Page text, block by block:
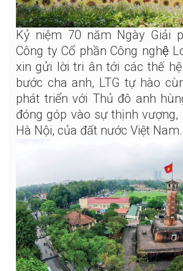
Kỷ niệm 70 năm Ngày Giải
Công ty Cổ phần Công nghệ
xin gửi lời tri ân tới các thế
bước cha anh, LTG tự hào
phát triển với Thủ đô anh
đóng góp vào sự thịnh vượng,
Hà Nội, của đất nước Việt Nam.